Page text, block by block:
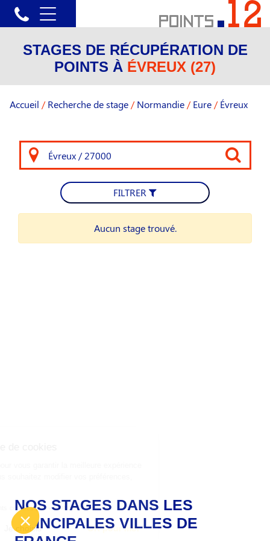
STAGES DE RÉCUPÉRATION DE
POINTS À ÉVREUX (27)
Accueil / Recherche de stage / Normandie / Eure / Évreux
FILTRER
Aucun stage trouvé.
NOS STAGES DANS LES
PRINCIPALES VILLES DE